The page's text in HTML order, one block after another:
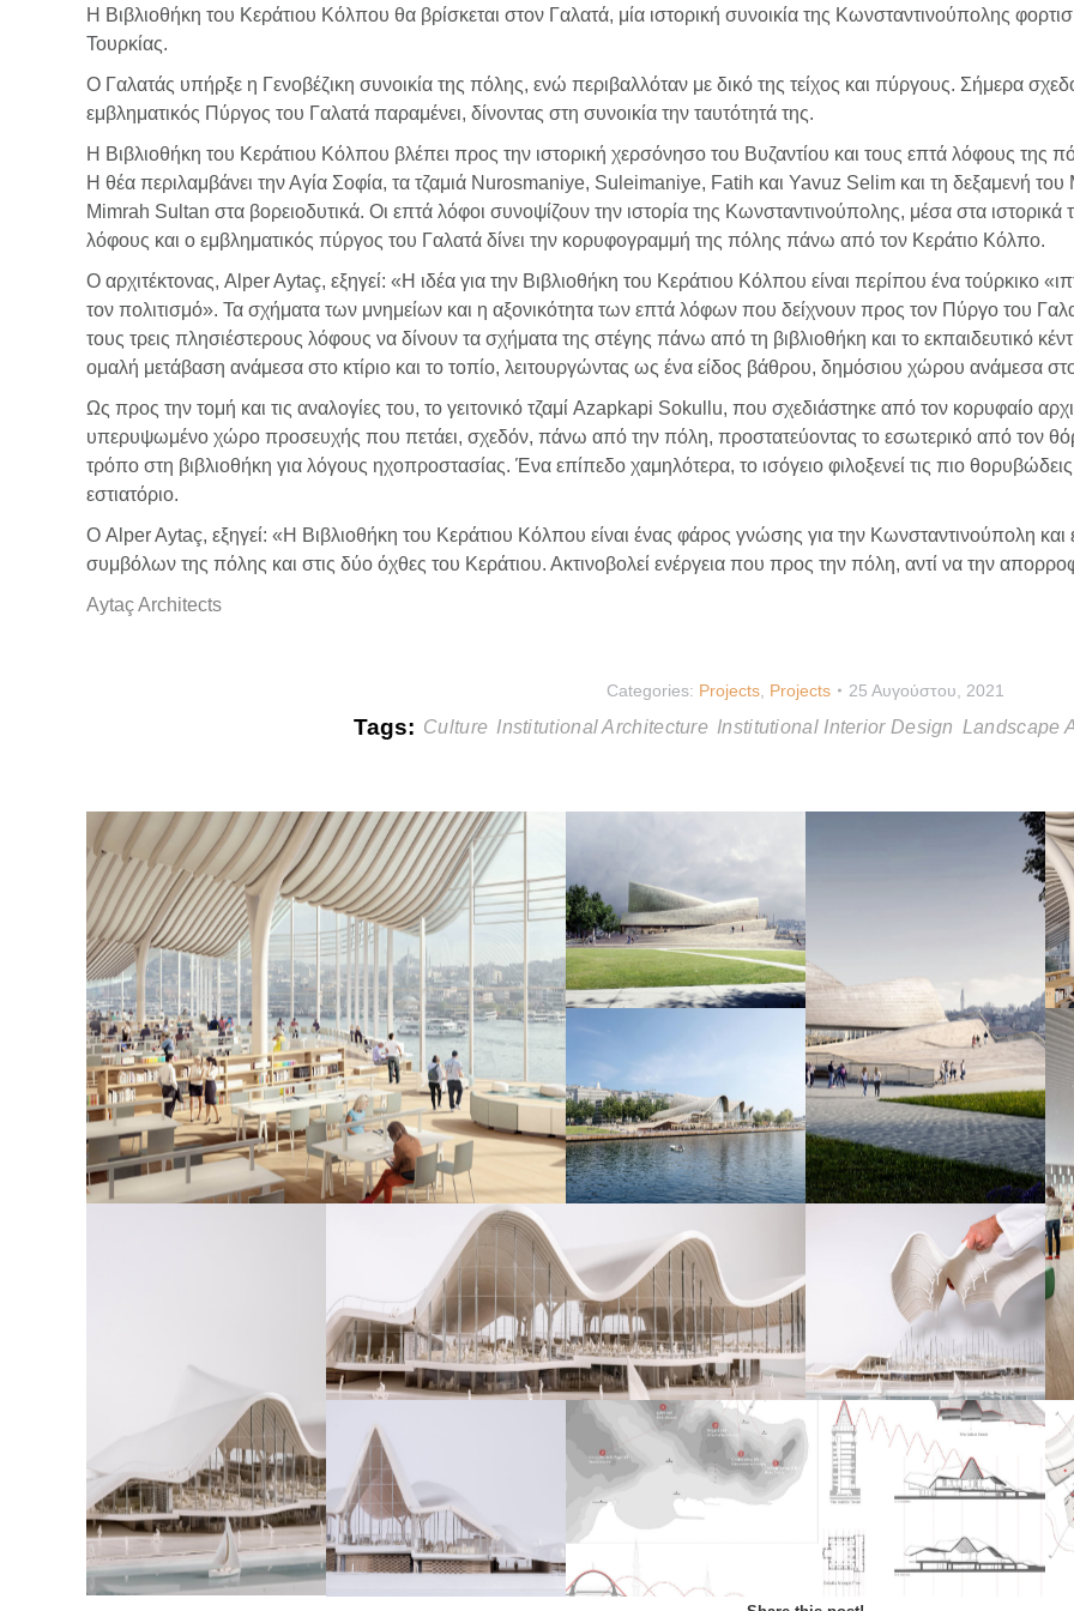
Η Βιβλιοθήκη του Κεράτιου Κόλπου θα βρίσκεται στον Γαλατά, μία ιστορική συνοικία της Κωνσταντινούπολης
Τουρκίας.
Ο Γαλατάς υπήρξε η Γενοβέζικη συνοικία της πόλης, ενώ περιβαλλόταν με δικό της τείχος και πύργους. Σήμερα
εμβληματικός Πύργος του Γαλατά παραμένει, δίνοντας στη συνοικία την ταυτότητά της.
Η Βιβλιοθήκη του Κεράτιου Κόλπου βλέπει προς την ιστορική χερσόνησο του Βυζαντίου και τους επτά λόφους της
Η θέα περιλαμβάνει την Αγία Σοφία, τα τζαμιά Nurosmaniye, Suleimaniye, Fatih και Yavuz Selim και τη δεξαμενή του
Mimrah Sultan στα βορειοδυτικά. Οι επτά λόφοι συνοψίζουν την ιστορία της Κωνσταντινούπολης, μέσα στα
λόφους και ο εμβληματικός πύργος του Γαλατά δίνει την κορυφογραμμή της πόλης πάνω από τον Κεράτιο Κόλπο.
Ο αρχιτέκτονας, Alper Aytaç, εξηγεί: «Η ιδέα για την Βιβλιοθήκη του Κεράτιου Κόλπου είναι περίπου ένα τούρκικο
τον πολιτισμό». Τα σχήματα των μνημείων και η αξονικότητα των επτά λόφων που δείχνουν προς τον Πύργο του
τους τρεις πλησιέστερους λόφους να δίνουν τα σχήματα της στέγης πάνω από τη βιβλιοθήκη και το εκπαιδευτικό
ομαλή μετάβαση ανάμεσα στο κτίριο και το τοπίο, λειτουργώντας ως ένα είδος βάθρου, δημόσιου χώρου ανάμεσα
Ως προς την τομή και τις αναλογίες του, το γειτονικό τζαμί Azapkapi Sokullu, που σχεδιάστηκε από τον κορυφαίο
υπερυψωμένο χώρο προσευχής που πετάει, σχεδόν, πάνω από την πόλη, προστατεύοντας το εσωτερικό από τον
τρόπο στη βιβλιοθήκη για λόγους ηχοπροστασίας. Ένα επίπεδο χαμηλότερα, το ισόγειο φιλοξενεί τις πιο
εστιατόριο.
Ο Alper Aytaç, εξηγεί: «Η Βιβλιοθήκη του Κεράτιου Κόλπου είναι ένας φάρος γνώσης για την Κωνσταντινούπολη και
συμβόλων της πόλης και στις δύο όχθες του Κεράτιου. Ακτινοβολεί ενέργεια που προς την πόλη, αντί να την
Aytaç Architects
Categories: Projects Projects 25 Αυγούστου, 2021
Tags: Culture Institutional Architecture Institutional Interior Design Landscape